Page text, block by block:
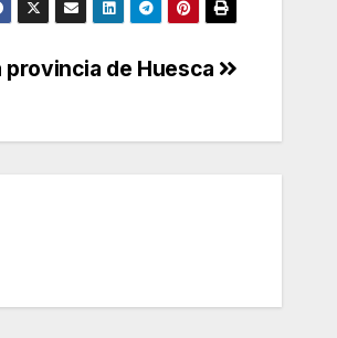
provincia de Huesca